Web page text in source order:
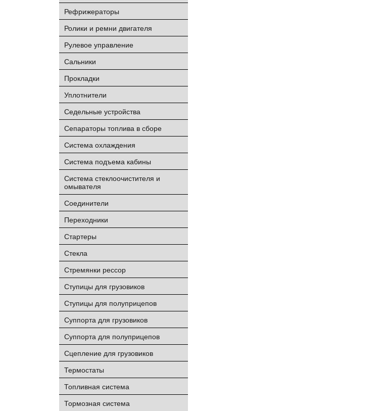
Рефрижераторы
Ролики и ремни двигателя
Рулевое управление
Сальники
Прокладки
Уплотнители
Седельные устройства
Сепараторы топлива в сборе
Система охлаждения
Система подъема кабины
Система стеклоочистителя и
омывателя
Соединители
Переходники
Стартеры
Стекла
Стремянки рессор
Ступицы для грузовиков
Ступицы для полуприцепов
Суппорта для грузовиков
Суппорта для полуприцепов
Сцепление для грузовиков
Термостаты
Топливная система
Тормозная система